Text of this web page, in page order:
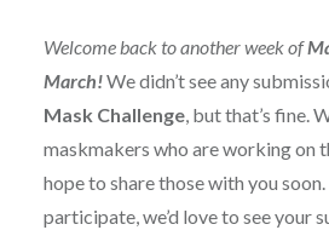
Welcome back to another week of
March!We didn’t see any
Mask Challenge, but that’s fine.
maskmakers who are working on
hope to share those with you
participate, we’d love to see your